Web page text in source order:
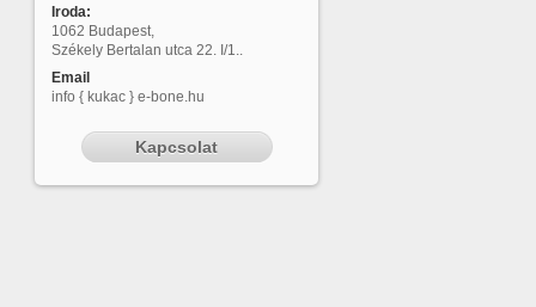
Iroda:
1062 Budapest,
Székely Bertalan utca 22. I/1..
Email
info { kukac } e-bone.hu
Kapcsolat